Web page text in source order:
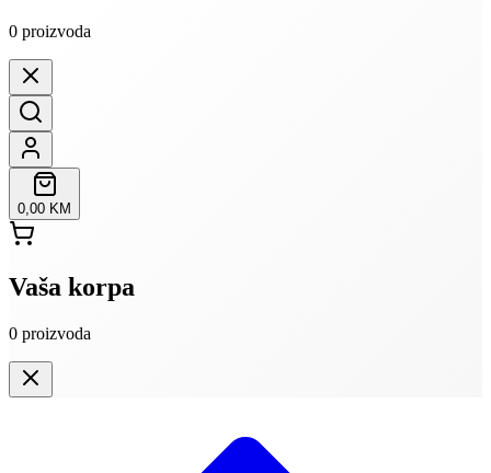
0 proizvoda
0,00 KM
Vaša korpa
0 proizvoda